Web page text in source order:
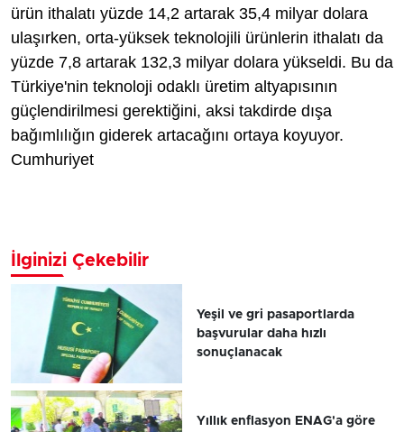
ürün ithalatı yüzde 14,2 artarak 35,4 milyar dolara
ulaşırken, orta-yüksek teknolojili ürünlerin ithalatı da
yüzde 7,8 artarak 132,3 milyar dolara yükseldi. Bu da
Türkiye'nin teknoloji odaklı üretim altyapısının
güçlendirilmesi gerektiğini, aksi takdirde dışa
bağımlılığın giderek artacağını ortaya koyuyor.
Cumhuriyet
İlginizi Çekebilir
Yeşil ve gri pasaportlarda
başvurular daha hızlı
sonuçlanacak
Yıllık enflasyon ENAG'a göre